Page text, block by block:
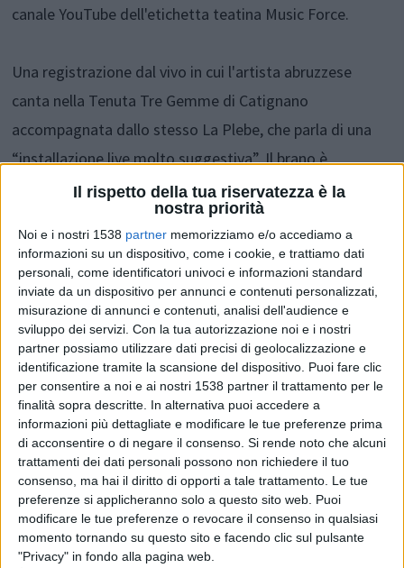
Il rispetto della tua riservatezza è la
nostra priorità
Noi e i nostri 1538 partner memorizziamo e/o accediamo a
informazioni su un dispositivo, come i cookie, e trattiamo dati
personali, come identificatori univoci e informazioni standard
inviate da un dispositivo per annunci e contenuti personalizzati,
misurazione di annunci e contenuti, analisi dell'audience e
sviluppo dei servizi. Con la tua autorizzazione noi e i nostri
partner possiamo utilizzare dati precisi di geolocalizzazione e
identificazione tramite la scansione del dispositivo. Puoi fare clic
per consentire a noi e ai nostri 1538 partner il trattamento per le
finalità sopra descritte. In alternativa puoi accedere a
informazioni più dettagliate e modificare le tue preferenze prima
di acconsentire o di negare il consenso. Si rende noto che alcuni
trattamenti dei dati personali possono non richiedere il tuo
consenso, ma hai il diritto di opporti a tale trattamento. Le tue
preferenze si applicheranno solo a questo sito web. Puoi
modificare le tue preferenze o revocare il consenso in qualsiasi
momento tornando su questo sito e facendo clic sul pulsante
"Privacy" in fondo alla pagina web.
canale YouTube dell'etichetta teatina Music Force.
Una registrazione dal vivo in cui l'artista abruzzese
canta nella Tenuta Tre Gemme di Catignano
accompagnata dallo stesso La Plebe, che parla di una
“installazione live molto suggestiva”. Il brano è
disponibile anche su Spotify, Amazon Music, iTunes e
Sabato 9 novembre la presentazione ufficiale con un
concerto unplugged dalle ore 22 nel Bagno Borgonico
(Museo delle Genti d’Abruzzo) all'interno di “Round
Midnight”, rassegna di Adrimusic prevista in occasione
del Fla - Festival di Libri e Altrecose.